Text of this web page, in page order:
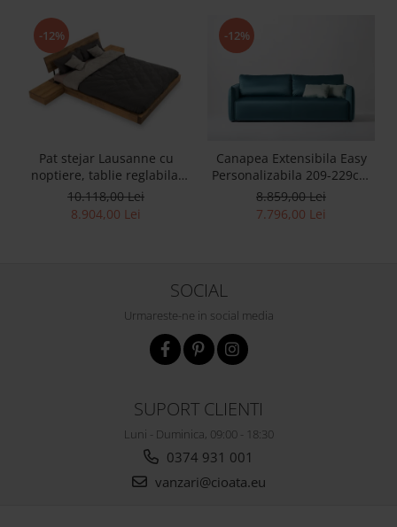
-12%
Pat stejar Lausanne cu
noptiere, tablie reglabila,
lemn masiv, stil
contemporan,
10.118,00 Lei
8.904,00 Lei
-12%
Canapea Extensibila Easy
Personalizabila 209-229cm
Stil Contemporan Tapiterie
Stofa
8.859,00 Lei
7.796,00 Lei
SOCIAL
Urmareste-ne in social media
SUPORT CLIENTI
Luni - Duminica, 09:00 - 18:30
0374 931 001
vanzari@cioata.eu